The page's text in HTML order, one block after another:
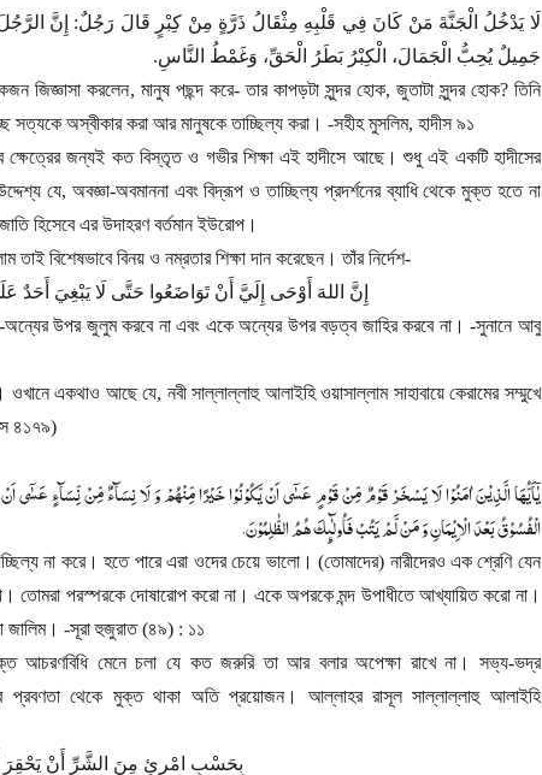
لَا يَدْخُلُ الْجَنَّةَ مَنْ كَانَ فِي قَلْبِهِ مِثْقَالُ ذَرَّةٍ مِنْ كِبْرٍ قَالَ رَجُلٌ: إِنَّ
جَمِيلٌ يُحِبُّ الْجَمَالَ، الْكِبْرُ بَطَرُ الْحَقِّ، وَغَمْطُ النَّاسِ.
জিজ্ঞাসা করলেন, মানুষ পছন্দ করে-তার কাপড়টা সুন্দর হোক, জুতাটা সুন্দর হোক? তিনি
সত্যকে অস্বীকার করা আর মানুষকে তাচ্ছিল্য করা। -সহীহ মুসলিম, হাদীস ৯১
জন্যই কত বিস্তৃত ও গভীর শিক্ষা এই হাদীসে আছে। শুধু এই একটি হাদীসের
যে, অবজ্ঞা-অবমাননা এবং বিদ্রূপ ও তাচ্ছিল্য প্রদর্শনের ব্যাধি থেকে মুক্ত হতে না
হিসেবে এর উদাহরণ বর্তমান ইউরোপ।
তাই বিশেষভাবে বিনয় ও নম্রতার শিক্ষা দান করেছেন। তাঁর নির্দেশ-
إِنَّ اللهَ أَوْحَى إِلَيَّ أَنْ تَوَاضَعُوا حَتَّى لَا يَبْغِيَ أَحَدٌ
অন্যের উপর জুলুম করবে না এবং একে অন্যের উপর বড়ত্ব জাহির করবে না।-সুনানে আবু
ওখানে একথাও আছে যে, নবী সাল্লাল্লাহু আলাইহি ওয়াসাল্লাম সাহাবায়ে কেরামের সম্মুখে
৪১৭৯)
یٰۤاَیُّهَا الَّذِیْنَ اٰمَنُوْا لَا یَسْخَرْ قَوْمٌ مِّنْ قَوْمٍ عَسٰۤی اَنْ یَّكُوْنُوْا خَیْرًا مِّنْهُمْ وَ لَا نِسَآءٌ مِّنْ نِّسَآءٍ عَسٰۤی
الْفُسُوْقُ بَعْدَ الْاِیْمَانِ وَ مَنْ لَّمْ یَتُبْ فَاُولٰٓىِٕكَ هُمُ الظّٰلِمُوْنَ.
না করে। হতে পারে এরা ওদের চেয়ে ভালো। (তোমাদের) নারীদেরও এক শ্রেণি যেন
তোমরা পরস্পরকে দোষারোপ করো না। একে অপরকে মন্দ উপাধীতে আখ্যায়িত করো না।
জালিম। -সূরা হুজুরাত (৪৯) : ১১
আচরণবিধি মেনে চলা যে কত জরুরি তা আর বলার অপেক্ষা রাখে না। সভ্য-ভদ্র
প্রবণতা থেকে মুক্ত থাকা অতি প্রয়োজন। আল্লাহর রাসূল সাল্লাল্লাহু আলাইহি
بِحَسْبِ امْرِئٍ مِنَ الشَّرِّ أَنْ يَحْقِرَ